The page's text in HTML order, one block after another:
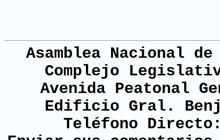
Asamblea Nacional
Complejo
Avenida Peatonal
Edificio Gral.
Teléfono